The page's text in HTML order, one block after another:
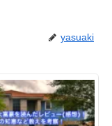
yasuaki